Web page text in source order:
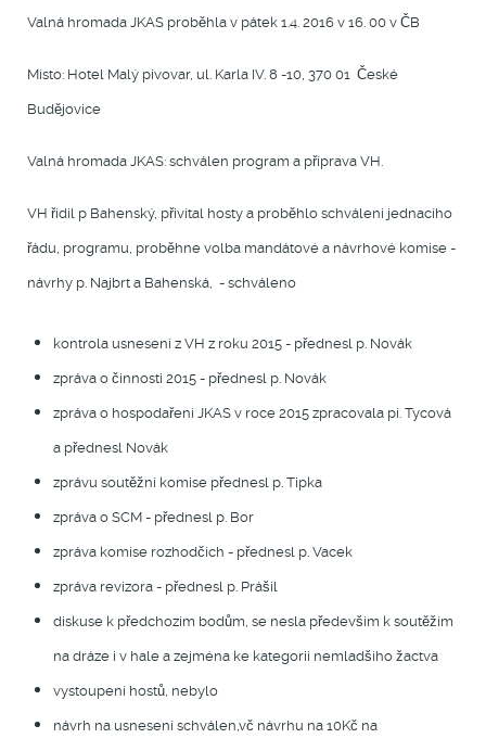
Valná hromada JKAS proběhla v pátek 1.4. 2016 v 16. 00 v ČB
Místo: Hotel Malý pivovar, ul. Karla IV. 8 -10, 370 01 České
Budějovice
Valná hromada JKAS: schválen program a příprava VH.
VH řídil p Bahenský, přivítal hosty a proběhlo schválení jednacího
řádu, programu, proběhne volba mandátové a návrhové komise -
návrhy p. Najbrt a Bahenská, - schváleno
kontrola usnesení z VH z roku 2015 - přednesl p. Novák
zpráva o činnosti 2015 - přednesl p. Novák
zpráva o hospodaření JKAS v roce 2015 zpracovala pí. Tycová
a přednesl Novák
zprávu soutěžní komise přednesl p. Tipka
zpráva o SCM - přednesl p. Bor
zpráva komise rozhodčích - přednesl p. Vacek
zpráva revizora - přednesl p. Prášil
diskuse k předchozím bodům, se nesla především k soutěžím
na dráze i v hale a zejména ke kategorii nemladšího žactva
vystoupení hostů, nebylo
návrh na usnesení schválen,vč návrhu na 10Kč na